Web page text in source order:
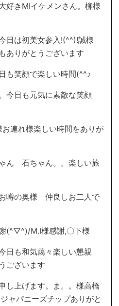
好きMIイケメンさん。柳様
日は初美女参入!(^^)!誠様
ありがとうございます
も笑顔で楽しい時間(^^♪
今日も元気に素敵な笑顔
連れ様楽しい時間をありが
ん 石ちゃん。。楽しい旅
噂の奥様 仲良しお二人で
(^▽^)/M.I様感謝,〇下様
日も和気藹々楽しい懇親
ございます
し上げます。ま。。様高橋
ャパニーズチップありがと